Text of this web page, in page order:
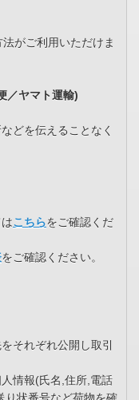
がご利用いただけま
／ヤマト運輸)
どを伝えることなく
こちらをご確認くだ
をご確認ください。
それぞれ公開し取引
情報(氏名,住所,電話